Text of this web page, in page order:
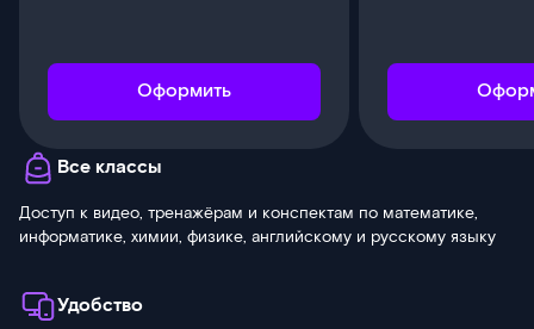
Все классы
Доступ к видео, тренажёрам и конспектам по математике,
информатике, химии, физике, английскому и русскому языку
Удобство
Оформить